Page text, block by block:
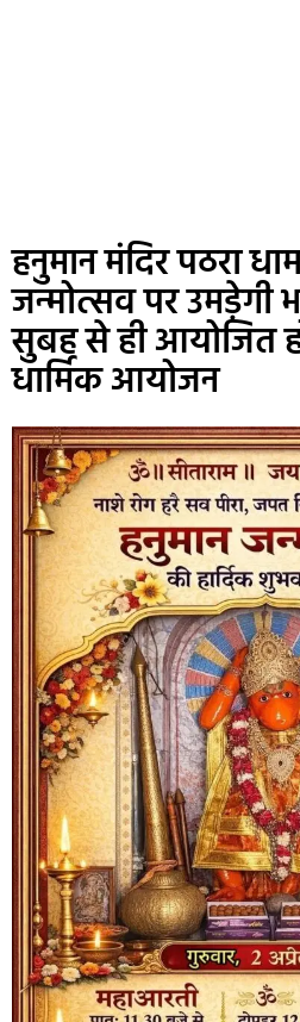
हनुमान मंदिर पठरा
जन्मोत्सव पर उमड़ेगी
सुबह से ही आयोजित
धार्मिक आयोजन